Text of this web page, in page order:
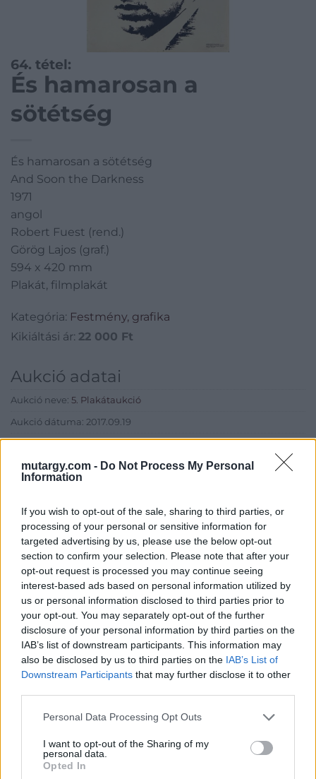
mutargy.com - Do Not Process My Personal
Information
If you wish to opt-out of the sale, sharing to third parties, or
processing of your personal or sensitive information for
targeted advertising by us, please use the below opt-out
section to confirm your selection. Please note that after your
opt-out request is processed you may continue seeing
interest-based ads based on personal information utilized by
us or personal information disclosed to third parties prior to
your opt-out. You may separately opt-out of the further
disclosure of your personal information by third parties on the
IAB’s list of downstream participants. This information may
also be disclosed by us to third parties on the IAB’s List of
Downstream Participants that may further disclose it to other
Personal Data Processing Opt Outs
I want to opt-out of the Sharing of my
personal data.
Opted In
64. tétel:
És hamarosan a
sötétség
És hamarosan a sötétség
And Soon the Darkness
1971
angol
Robert Fuest (rend.)
Görög Lajos (graf.)
594 x 420 mm
Plakát, filmplakát
Kategória: Festmény, grafika
Kikiáltási ár: 22 000 Ft
Aukció adatai
Aukció neve: 5. Plakátaukció
Aukció dátuma: 2017.09.19
Aukció helye: Budapest, 1052 Bécsi utca 3.
Eladó adatai
Eladó:BÁV ART Aukciósház és
Galéria
Cím: BÁV ZRt.
1027 Budapest, Csalogány u.
23-33.
Telefon: (06 1) 331 0513
Weboldal:http://bav-art.hu
óriási tapasztalatával, szakmai tekintélyével és
műkereskedelem meghatározó szereplője. A 2007-ben
megújult BÁV Aukciósház mára a magyarországi
műkereskedelem egyik legfontosabb színterévé, kereskedelmi